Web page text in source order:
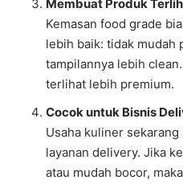
Membuat Produk
Kemasan food grade
lebih baik: tidak mudah
tampilannya lebih
terlihat lebih premium.
Cocok untuk Bisnis
Usaha kuliner
layanan delivery. Jika
atau mudah bocor,